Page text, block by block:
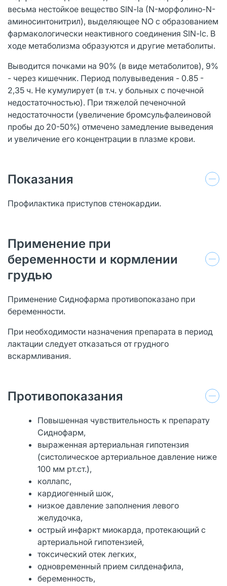
весьма нестойкое вещество SIN-la (N-морфолино-N-
аминосинтонитрил), выделяющее NO с образованием
фармакологически неактивного соединения SIN-lc. В
ходе метаболизма образуются и другие метаболиты.
Выводится почками на 90% (в виде метаболитов), 9%
- через кишечник. Период полувыведения - 0.85 -
2,35 ч. Не кумулирует (в т.ч. у больных с почечной
недостаточностью). При тяжелой печеночной
недостаточности (увеличение бромсульфалеиновой
пробы до 20-50%) отмечено замедление выведения
и увеличение его концентрации в плазме крови.
Показания
Профилактика приступов стенокардии.
Применение при
беременности и кормлении
грудью
Применение Сиднофарма противопоказано при
беременности.
При необходимости назначения препарата в период
лактации следует отказаться от грудного
вскармливания.
Противопоказания
Повышенная чувствительность к препарату
Сиднофарм,
выраженная артериальная гипотензия
(систолическое артериальное давление ниже
100 мм рт.ст.),
коллапс,
кардиогенный шок,
низкое давление заполнения левого
желудочка,
острый инфаркт миокарда, протекающий с
артериальной гипотензией,
токсический отек легких,
одновременный прием силденафила,
беременность,